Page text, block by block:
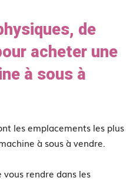
de
acheter une
à sous à
les emplacements les plus
à sous à vendre.
rendre dans les